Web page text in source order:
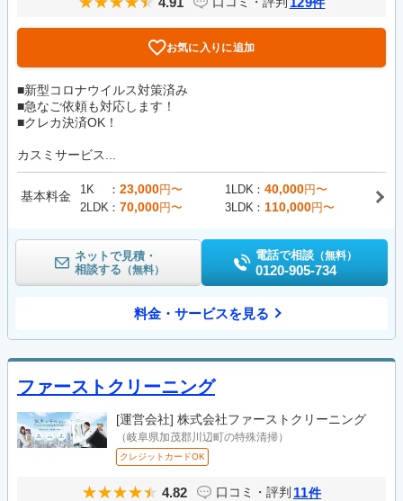
お気に入りに追加
■新型コロナウイルス対策済み
■急なご依頼も対応します！
■クレカ決済OK！
カスミサービス...
基本料金 1K 23,000円〜 1LDK 40,000円〜
2LDK
70,000円〜 3LDK 110,000円〜
ネットで見積・
相談する （無料）
電話で相談 （無料）
0120-905-734
料金・サービスを見る
ファーストクリーニング
[運営会社] 株式会社ファーストクリーニング
（岐阜県加茂郡川辺町の特殊清掃）
クレジットカードOK
4.82 口コミ・評判 11件